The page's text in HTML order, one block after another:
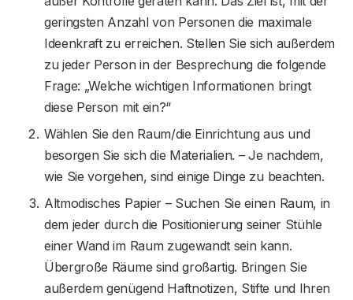
geringsten Anzahl von Personen die maximale
Ideenkraft zu erreichen. Stellen Sie sich außerdem
zu jeder Person in der Besprechung die folgende
Frage: „Welche wichtigen Informationen bringt
diese Person mit ein?“
Wählen Sie den Raum/die Einrichtung aus und
besorgen Sie sich die Materialien. – Je nachdem,
wie Sie vorgehen, sind einige Dinge zu beachten.
Altmodisches Papier – Suchen Sie einen Raum, in
dem jeder durch die Positionierung seiner Stühle
einer Wand im Raum zugewandt sein kann.
Übergroße Räume sind großartig. Bringen Sie
außerdem genügend Haftnotizen, Stifte und Ihren